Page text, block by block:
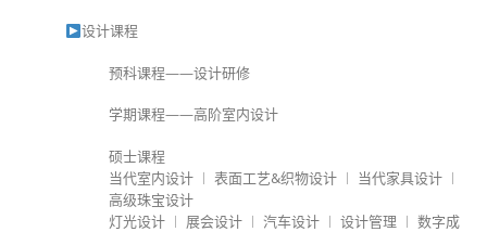
设计课程
预科课程——设计研修
学期课程——高阶室内设计
硕士课程
当代室内设计 ︱ 表面工艺&织物设计 ︱ 当代家具设计 ︱
高级珠宝设计
灯光设计 ︱ 展会设计 ︱ 汽车设计 ︱ 设计管理 ︱ 数字成